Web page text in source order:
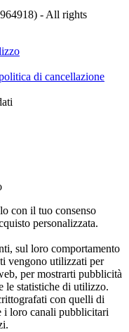
- All rights
di cancellazione
con il tuo consenso
personalizzata.
sul loro comportamento
vengono utilizzati per
per mostrarti pubblicità
le statistiche di utilizzo.
con quelli di
i loro canali pubblicitari